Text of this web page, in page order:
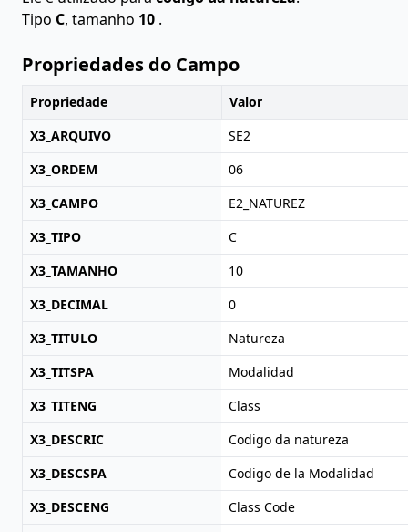
Tipo C, tamanho 10 .
Propriedades do Campo
Propriedade
Valor
X3_ARQUIVO
SE2
X3_ORDEM
06
X3_CAMPO
E2_NATUREZ
X3_TIPO
C
X3_TAMANHO
10
X3_DECIMAL
0
X3_TITULO
Natureza
X3_TITSPA
Modalidad
X3_TITENG
Class
X3_DESCRIC
Codigo da natureza
X3_DESCSPA
Codigo de la Modalidad
X3_DESCENG
Class Code